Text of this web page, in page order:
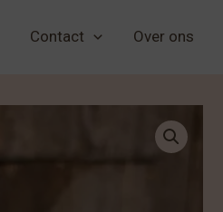
Contact Over ons